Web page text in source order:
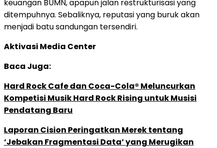
keuangan BUMN, apapun jalan restrukturisasi yang
ditempuhnya. Sebaliknya, reputasi yang buruk akan
menjadi batu sandungan tersendiri.
Aktivasi Media Center
Baca Juga:
Hard Rock Cafe dan Coca-Cola® Meluncurkan
Kompetisi Musik Hard Rock Rising untuk Musisi
Pendatang Baru
Laporan Cision Peringatkan Merek tentang
‘Jebakan Fragmentasi Data’ yang Merugikan